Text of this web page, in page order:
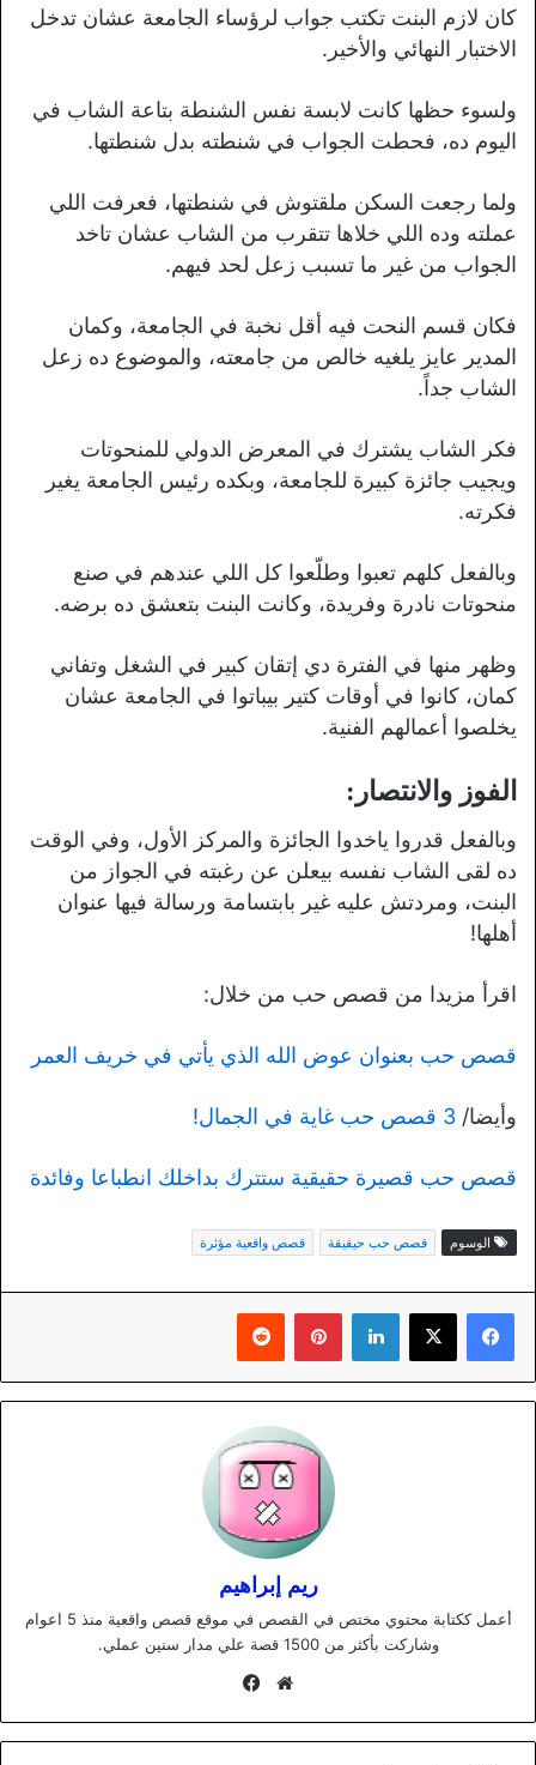
كان لازم البنت تكتب جواب لرؤساء الجامعة عشان تدخل
الاختبار النهائي والأخير.
ولسوء حظها كانت لابسة نفس الشنطة بتاعة الشاب في
اليوم ده، فحطت الجواب في شنطته بدل شنطتها.
ولما رجعت السكن ملقتوش في شنطتها، فعرفت اللي
عملته وده اللي خلاها تتقرب من الشاب عشان تاخد
الجواب من غير ما تسبب زعل لحد فيهم.
فكان قسم النحت فيه أقل نخبة في الجامعة، وكمان
المدير عايز يلغيه خالص من جامعته، والموضوع ده زعل
الشاب جداً.
فكر الشاب يشترك في المعرض الدولي للمنحوتات
ويجيب جائزة كبيرة للجامعة، وبكده رئيس الجامعة يغير
فكرته.
وبالفعل كلهم تعبوا وطلّعوا كل اللي عندهم في صنع
منحوتات نادرة وفريدة، وكانت البنت بتعشق ده برضه.
وظهر منها في الفترة دي إتقان كبير في الشغل وتفاني
كمان، كانوا في أوقات كتير بيباتوا في الجامعة عشان
يخلصوا أعمالهم الفنية.
الفوز والانتصار:
وبالفعل قدروا ياخدوا الجائزة والمركز الأول، وفي الوقت
ده لقى الشاب نفسه بيعلن عن رغبته في الجواز من
البنت، ومردتش عليه غير بابتسامة ورسالة فيها عنوان
أهلها!
اقرأ مزيدا من قصص حب من خلال:
قصص حب بعنوان عوض الله الذي يأتي في خريف العمر
وأيضا/ 3 قصص حب غاية في الجمال!
قصص حب قصيرة حقيقية ستترك بداخلك انطباعا وفائدة
الوسوم قصص حب حيقيقة قصص واقعية مؤثرة
لينكدإن بينتيريست
ريم إبراهيم
أعمل ككتابة محتوي مختص في القصص في موقع قصص واقعية منذ 5 اعوام
وشاركت بأكثر من 1500 قصة علي مدار سنين عملي.
موقع